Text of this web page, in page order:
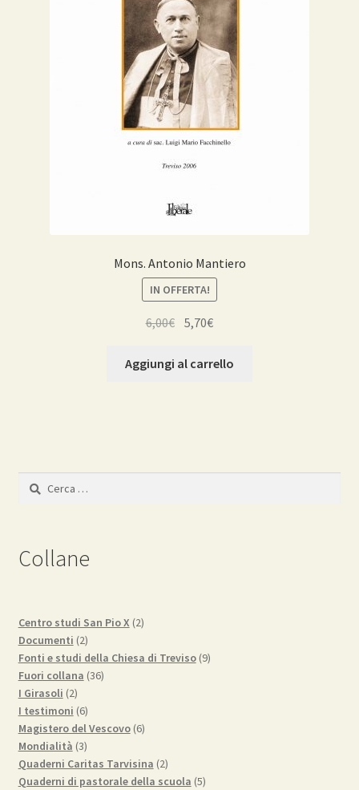
Mons. Antonio Mantiero
IN OFFERTA!
6,00€
originale
5,70€Il
attuale
Aggiungi al carrello
Ricerca
Collane
Centro studi San Pio X 22
Documenti 22
prodotti
Fonti e studi della Chiesa di Treviso 99
Fuori collana 3636
I Girasoli 22
prodotti
I testimoni 66
prodotti
Magistero del Vescovo 66
Mondialità 33
prodotti
Quaderni Caritas Tarvisina 22
prodotti
Quaderni di pastorale della scuola 55